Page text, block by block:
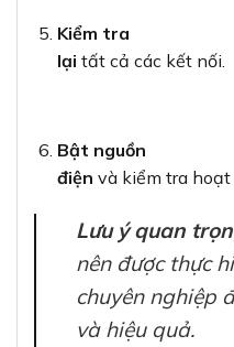
Kiểm tra
lại tất cả các kết nối.
Bật nguồn
điện và kiểm tra hoạt
Lưu ý quan
nên được thực
chuyên nghiệp
và hiệu quả.